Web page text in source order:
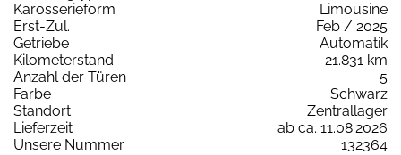
Karosserieform
Limousine
Erst-Zul.
Feb / 2025
Getriebe
Automatik
Kilometerstand
21.831 km
Anzahl der Türen
5
Farbe
Schwarz
Standort
Zentrallager
Lieferzeit
ab ca. 11.08.2026
Unsere Nummer
132364